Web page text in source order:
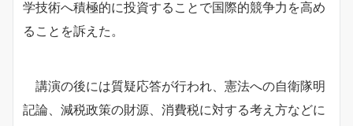
学技術へ積極的に投資することで国際的競争力を高め
ることを訴えた。
講演の後には質疑応答が行われ、憲法への自衛隊明
記論、減税政策の財源、消費税に対する考え方などに